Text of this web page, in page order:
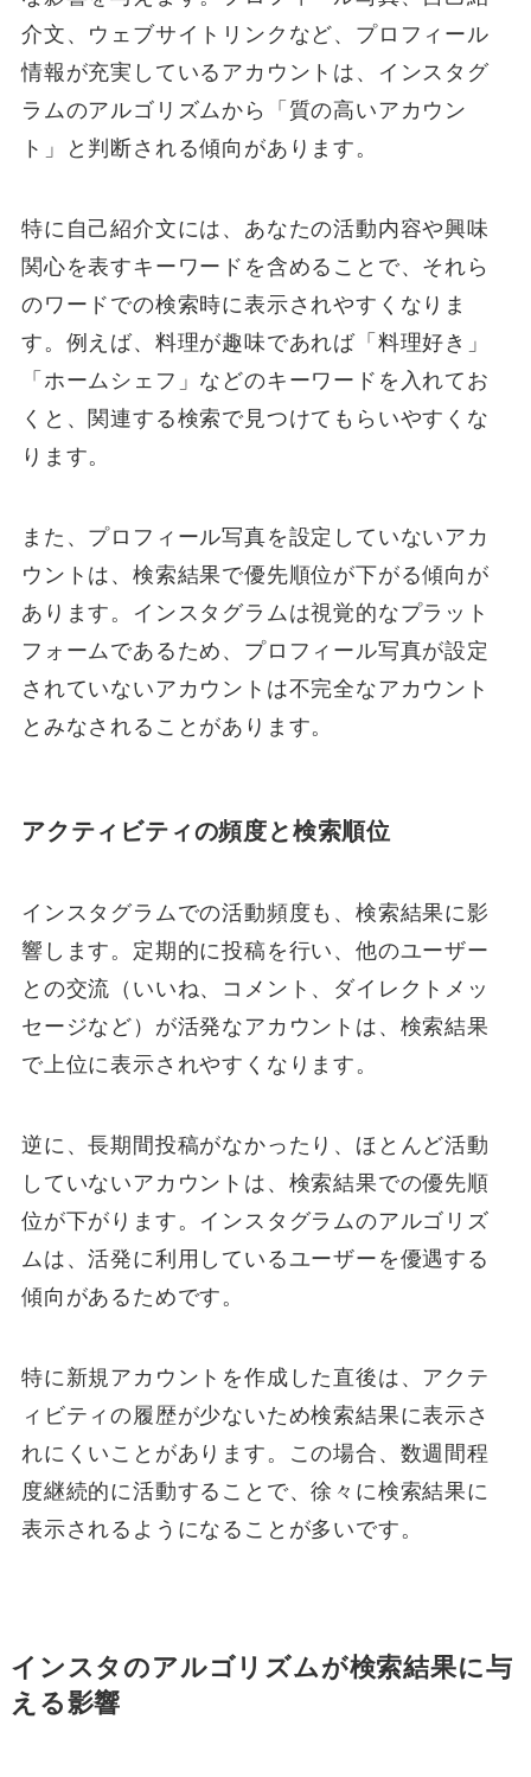
介文、ウェブサイトリンクなど、プロフィール
情報が充実しているアカウントは、インスタグ
ラムのアルゴリズムから「質の高いアカウン
ト」と判断される傾向があります。
特に自己紹介文には、あなたの活動内容や興味
関心を表すキーワードを含めることで、それら
のワードでの検索時に表示されやすくなりま
す。例えば、料理が趣味であれば「料理好き」
「ホームシェフ」などのキーワードを入れてお
くと、関連する検索で見つけてもらいやすくな
ります。
また、プロフィール写真を設定していないアカ
ウントは、検索結果で優先順位が下がる傾向が
あります。インスタグラムは視覚的なプラット
フォームであるため、プロフィール写真が設定
されていないアカウントは不完全なアカウント
とみなされることがあります。
アクティビティの頻度と検索順位
インスタグラムでの活動頻度も、検索結果に影
響します。定期的に投稿を行い、他のユーザー
との交流（いいね、コメント、ダイレクトメッ
セージなど）が活発なアカウントは、検索結果
で上位に表示されやすくなります。
逆に、長期間投稿がなかったり、ほとんど活動
していないアカウントは、検索結果での優先順
位が下がります。インスタグラムのアルゴリズ
ムは、活発に利用しているユーザーを優遇する
傾向があるためです。
特に新規アカウントを作成した直後は、アクテ
ィビティの履歴が少ないため検索結果に表示さ
れにくいことがあります。この場合、数週間程
度継続的に活動することで、徐々に検索結果に
表示されるようになることが多いです。
インスタのアルゴリズムが検索結果に与
える影響